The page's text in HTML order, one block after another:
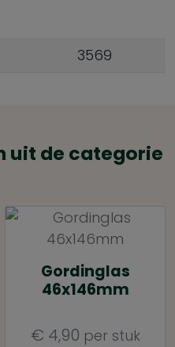
3569
uit de categorie
Gordinglas
46x146mm
€ 4,90 per stuk